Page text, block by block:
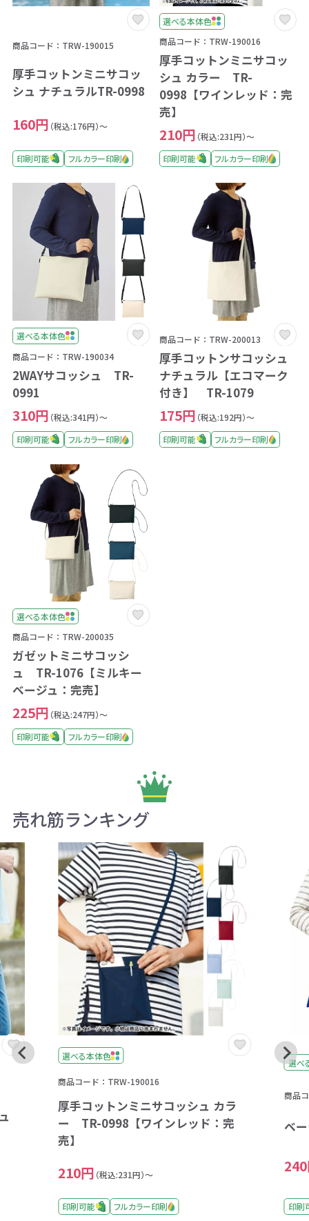
商品コード：TRW-190015
厚手コットンミニサコッ
シュ ナチュラルTR-0998
160円 （税込:176円）～
印刷可能 フルカラー印刷
選べる本体色
商品コード：TRW-190016
厚手コットンミニサコッ
シュ カラー TR-
0998【ワインレッド：完
売】
210円 （税込:231円）～
印刷可能
フルカラー印刷
選べる本体色
商品コード：TRW-190034
2WAYサコッシュ TR-
0991
310円 （税込:341円）～
印刷可能
フルカラー印刷
商品コード：TRW-200013
厚手コットンサコッシュ
ナチュラル【エコマーク
付き】 TR-1079
175円 （税込:192円）～
印刷可能
フルカラー印刷
選べる本体色
商品コード：TRW-200035
ガゼットミニサコッシ
ュ TR-1076【ミルキー
ベージュ：完売】
225円 （税込:247円）～
印刷可能
フルカラー印刷
売れ筋ランキング
選べる本体色
商品コード：TRW-190016
厚手コットンミニサコッシュ カラ
ー TR-0998【ワインレッド：完
売】
210円 （税込:231円）～
印刷可能 フルカラー印刷
選べ
商品
ベ
印刷